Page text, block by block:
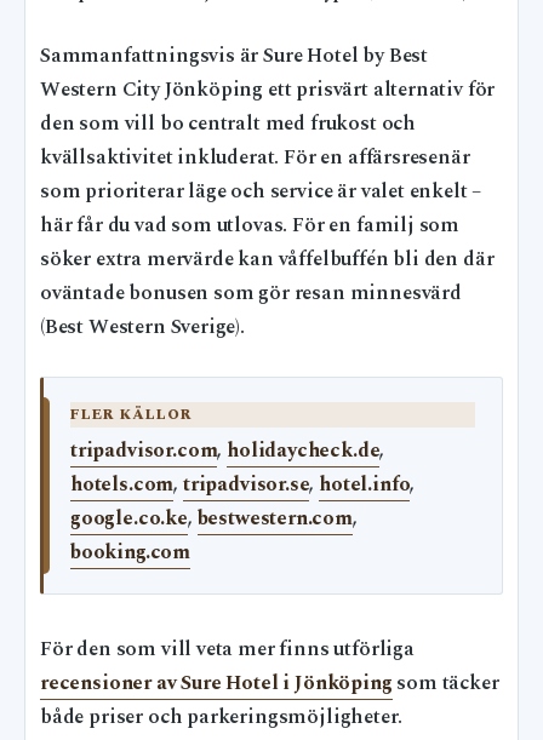
Sammanfattningsvis är Sure Hotel by Best
Western City Jönköping ett prisvärt alternativ för
den som vill bo centralt med frukost och
kvällsaktivitet inkluderat. För en affärsresenär
som prioriterar läge och service är valet enkelt –
här får du vad som utlovas. För en familj som
söker extra mervärde kan våffelbuffén bli den där
oväntade bonusen som gör resan minnesvärd
(Best Western Sverige).
FLER KÄLLOR
tripadvisor.com, holidaycheck.de,
hotels.com, tripadvisor.se, hotel.info,
google.co.ke, bestwestern.com,
booking.com
För den som vill veta mer finns utförliga
recensioner av Sure Hotel i Jönköping som täcker
både priser och parkeringsmöjligheter.